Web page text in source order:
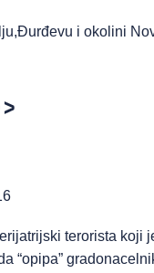
i okolini
terorista koji
“opipa”